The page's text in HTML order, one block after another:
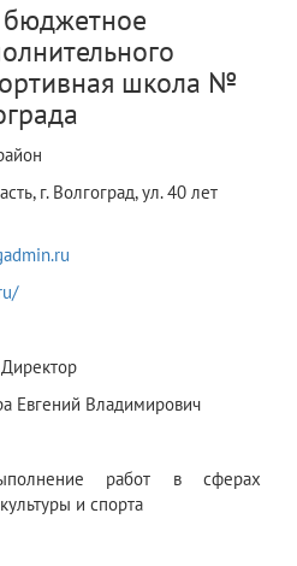
школа №
г. Волгоград, ул. 40 лет
Директор
Евгений Владимирович
работ в сферах
и спорта